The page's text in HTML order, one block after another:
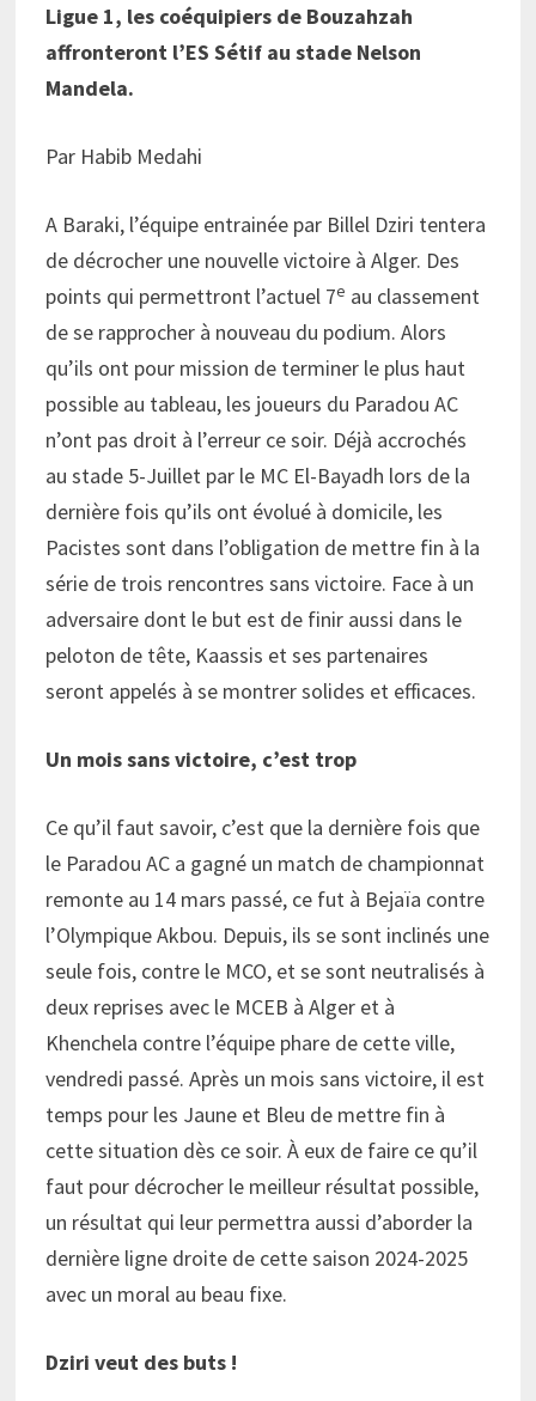
Ligue 1, les coéquipiers de Bouzahzah
affronteront l’ES Sétif au stade Nelson
Mandela.
Par Habib Medahi
A Baraki, l’équipe entrainée par Billel Dziri tentera
de décrocher une nouvelle victoire à Alger. Des
points qui permettront l’actuel 7e au classement
de se rapprocher à nouveau du podium. Alors
qu’ils ont pour mission de terminer le plus haut
possible au tableau, les joueurs du Paradou AC
n’ont pas droit à l’erreur ce soir. Déjà accrochés
au stade 5-Juillet par le MC El-Bayadh lors de la
dernière fois qu’ils ont évolué à domicile, les
Pacistes sont dans l’obligation de mettre fin à la
série de trois rencontres sans victoire. Face à un
adversaire dont le but est de finir aussi dans le
peloton de tête, Kaassis et ses partenaires
seront appelés à se montrer solides et efficaces.
Un mois sans victoire, c’est trop
Ce qu’il faut savoir, c’est que la dernière fois que
le Paradou AC a gagné un match de championnat
remonte au 14 mars passé, ce fut à Bejaïa contre
l’Olympique Akbou. Depuis, ils se sont inclinés une
seule fois, contre le MCO, et se sont neutralisés à
deux reprises avec le MCEB à Alger et à
Khenchela contre l’équipe phare de cette ville,
vendredi passé. Après un mois sans victoire, il est
temps pour les Jaune et Bleu de mettre fin à
cette situation dès ce soir. À eux de faire ce qu’il
faut pour décrocher le meilleur résultat possible,
un résultat qui leur permettra aussi d’aborder la
dernière ligne droite de cette saison 2024-2025
avec un moral au beau fixe.
Dziri veut des buts !